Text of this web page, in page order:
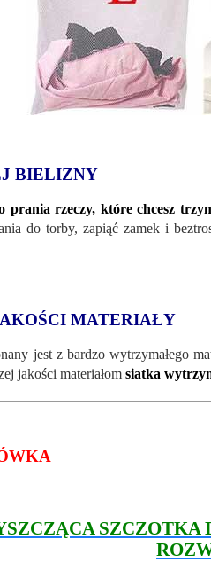
BIELIZNY
prania rzeczy, które chcesz
do torby, zapiąć zamek i
MATERIAŁY
jest z bardzo wytrzymałego
jakości materiałom siatka
SZCZOTKA